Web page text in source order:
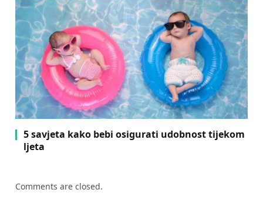
5 savjeta kako bebi osigurati udobnost tijekom
ljeta
Comments are closed.